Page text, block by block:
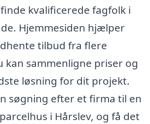
kvalificerede fagfolk i
Hjemmesiden hjælper
tilbud fra flere
kan sammenligne priser og
løsning for dit projekt.
søgning efter et firma til en
i Hårslev, og få det